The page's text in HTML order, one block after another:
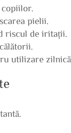
pielii.
riscul de iritații.
utilizare zilnică.